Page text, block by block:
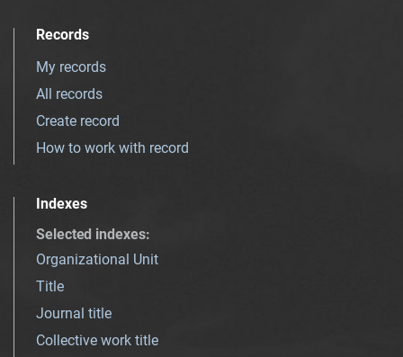
Records
My records
All records
Create record
How to work with record
Indexes
Selected indexes:
Organizational Unit
Title
Journal title
Collective work title